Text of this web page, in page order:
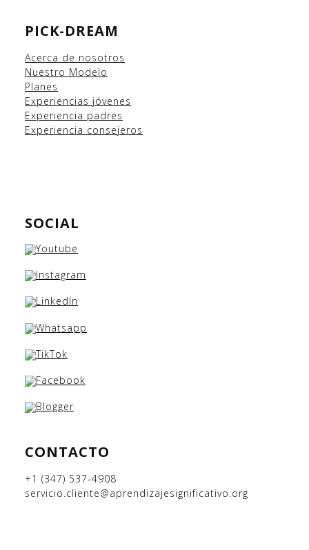
PICK-DREAM
Acerca de nosotros
Nuestro Modelo
Planes
Experiencias jóvenes
Experiencia padres
Experiencia consejeros
SOCIAL
CONTACTO
+1 (347) 537-4908
servicio.cliente@aprendizajesignificativo.org